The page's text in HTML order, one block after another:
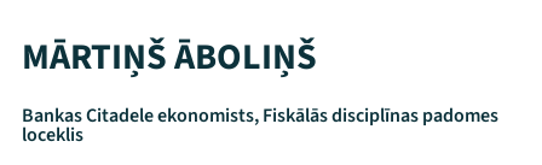
MĀRTIŅŠ ĀBOLIŅŠ
Bankas Citadele ekonomists, Fiskālās disciplīnas padomes
loceklis